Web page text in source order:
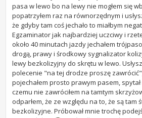
pasa w lewo bo na lewy nie mogłem się
popatrzyłem raz na równorzędnym i
że gdyby tam coś jechało to miałbym
Egzaminator jak najbardziej uczciwy i
około 40 minutach jazdy jechałem
drogą, prawy i środkowy sygnalizator
lewy bezkolizyjny do skrętu w lewo.
polecenie "na tej drodze proszę
pojechałem prosto prawym pasem, spytał
czemu nie zawróciłem na tamtym
odparłem, że ze względu na to, że są tam
bezkolizyjne. Próbował mnie trochę